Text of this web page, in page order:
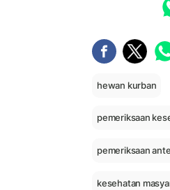
hewan kurban
pemeriksaan
pemeriksaan
kesehatan